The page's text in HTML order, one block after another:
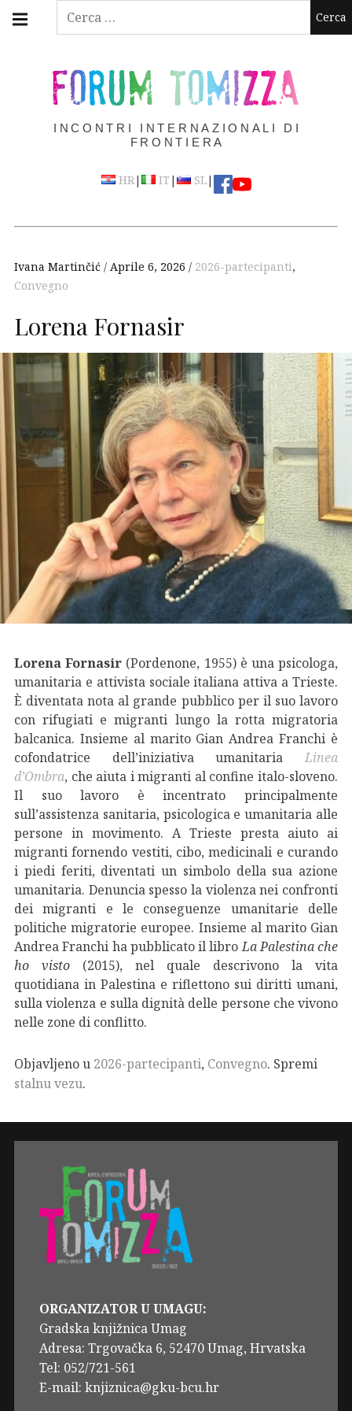
Ricerca
Skip
FORUM TOMIZZA
INCONTRI INTERNAZIONALI DI
FRONTIERA
HR| IT | SL|
navigation
Ivana Martinčić Aprile 6, 2026 2026-partecipanti,
Convegno
Lorena Fornasir
Lorena Fornasir (Pordenone, 1955) è una psicologa,
umanitaria e attivista sociale italiana attiva a Trieste.
È diventata nota al grande pubblico per il suo lavoro
con rifugiati e migranti lungo la rotta migratoria
balcanica. Insieme al marito Gian Andrea Franchi è
cofondatrice dell’iniziativa umanitaria Linea
d’Ombra, che aiuta i migranti al confine italo-sloveno.
Il suo lavoro è incentrato principalmente
sull’assistenza sanitaria, psicologica e umanitaria alle
persone in movimento. A Trieste presta aiuto ai
migranti fornendo vestiti, cibo, medicinali e curando
i piedi feriti, diventati un simbolo della sua azione
umanitaria. Denuncia spesso la violenza nei confronti
dei migranti e le conseguenze umanitarie delle
politiche migratorie europee. Insieme al marito Gian
Andrea Franchi ha pubblicato il libroLa Palestina che
ho visto (2015), nel quale descrivono la vita
quotidiana in Palestina e riflettono sui diritti umani,
sulla violenza e sulla dignità delle persone che vivono
nelle zone di conflitto.
Objavljeno u 2026-partecipanti, Convegno. Spremi
stalnu vezu.
ORGANIZATOR U UMAGU:
Gradska knjižnica Umag
Adresa: Trgovačka 6, 52470 Umag, Hrvatska
Tel: 052/721-561
E-mail: knjiznica@gku-bcu.hr